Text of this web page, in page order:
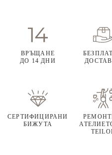
ВРЪЩАНЕ
ДО 14 ДНИ
СЕРТИФИЦИРАНИ
БИЖУТА